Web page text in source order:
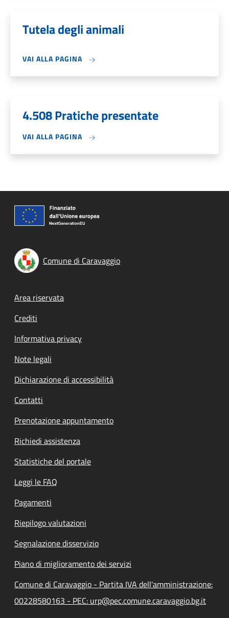
Tutela degli animali
VAI ALLA PAGINA
4.508 Pratiche presentate
VAI ALLA PAGINA
Comune di Caravaggio
Footer menu
Area riservata
Crediti
Informativa privacy
Note legali
Dichiarazione di accessibilità
Contatti
Prenotazione appuntamento
Richiedi assistenza
Statistiche del portale
Leggi le FAQ
Pagamenti
Riepilogo valutazioni
Segnalazione disservizio
Piano di miglioramento dei servizi
Comune di Caravaggio - Partita IVA dell'amministrazione:
00228580163 - PEC: urp@pec.comune.caravaggio.bg.it